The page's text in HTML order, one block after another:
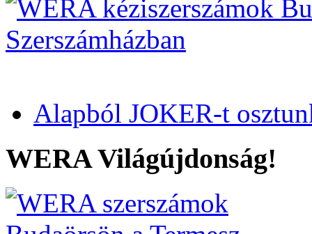
Alapból JOKER-t
WERA Világújdonság!